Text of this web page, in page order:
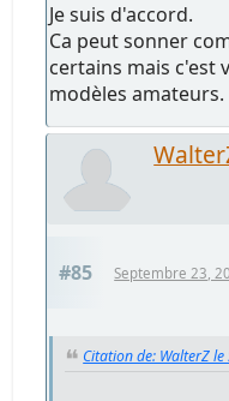
Je suis d'accord.
Ca peut sonner
certains mais c'est
modèles amateurs.
#85 Septembre 23,
Citation de: WalterZ